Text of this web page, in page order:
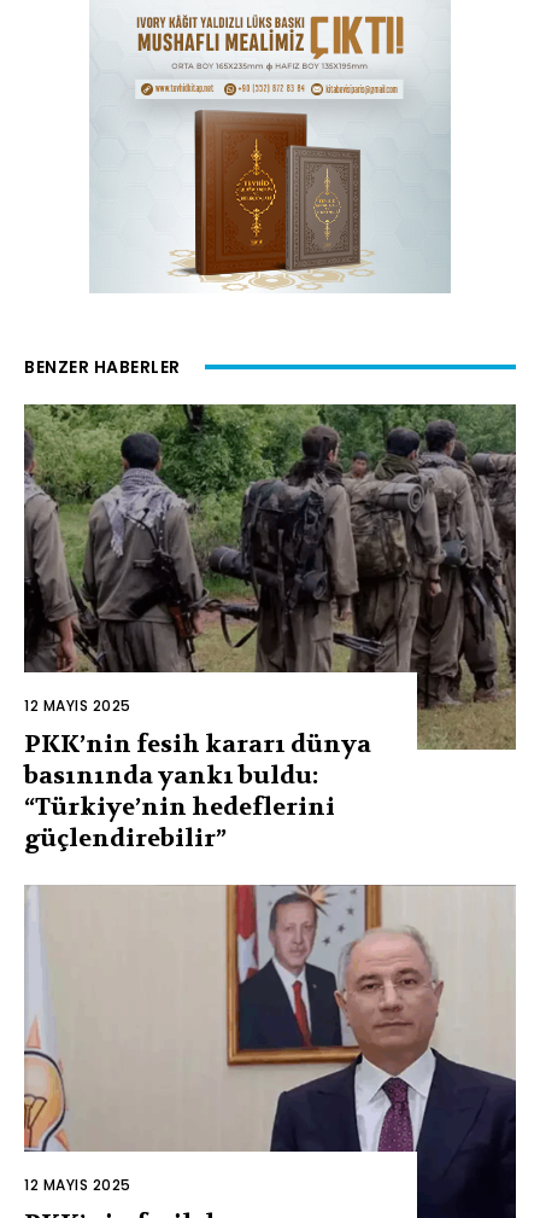
BENZER HABERLER
12 MAYIS 2025
PKK’nin fesih kararı dünya
basınında yankı buldu:
“Türkiye’nin hedeflerini
güçlendirebilir”
12 MAYIS 2025